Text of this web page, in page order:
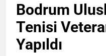
Bodrum
Tenisi
Yapıldı